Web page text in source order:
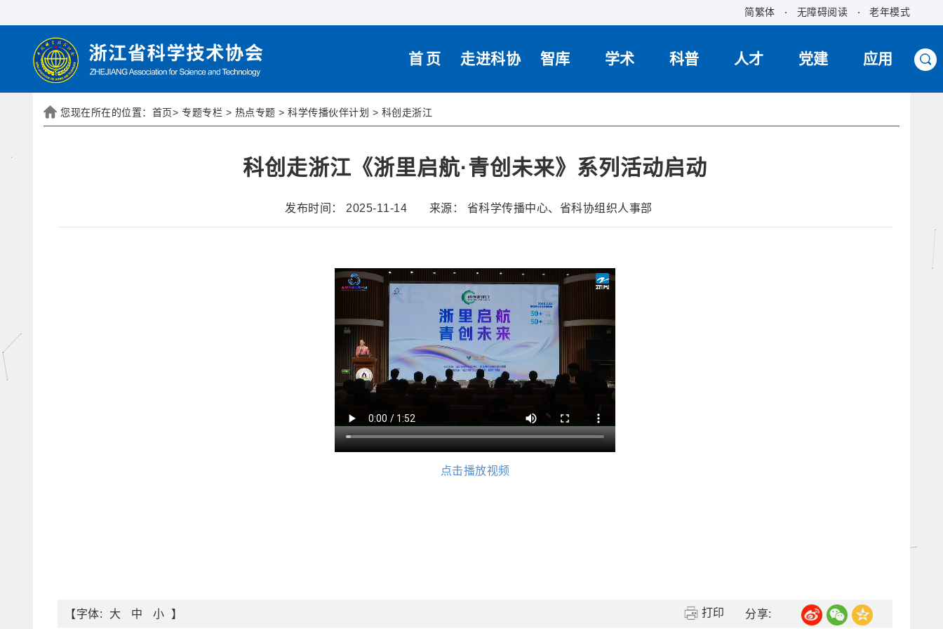
简繁体 无障碍阅读 老年模式
首页 走进科协 智库 学术 科普 人才 党建 应用
您现在所在的位置： 首页> 专题专栏 > 热点专题 > 科学传播伙伴计划 > 科创走浙江
科创走浙江《浙里启航·青创未来》系列活动启动
发布时间： 2025-11-14 来源： 省科学传播中心、省科协组织人事部
点击播放视频
【字体: 大 中 小 】 打印 分享: